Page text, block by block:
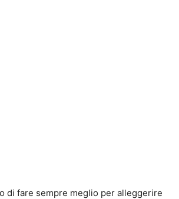
di fare sempre meglio per alleggerire